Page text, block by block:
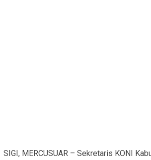
SIGI, MERCUSUAR – Sekretaris KONI